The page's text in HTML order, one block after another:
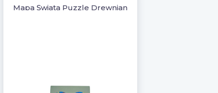
Mapa Świata Puzzle Drewniane Bez Ramy